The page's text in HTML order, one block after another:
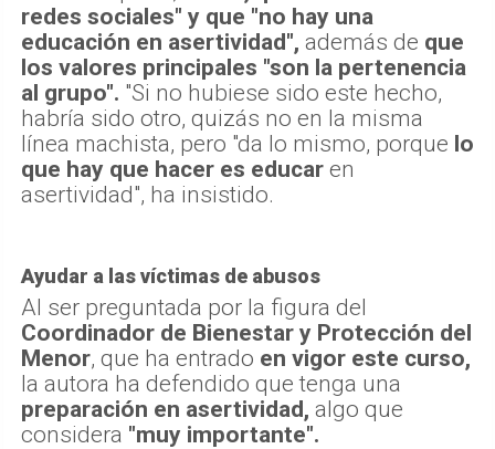
redes sociales" y que "no hay una
educación en asertividad", además de que
los valores principales "son la pertenencia
al grupo". "Si no hubiese sido este hecho,
habría sido otro, quizás no en la misma
línea machista, pero "da lo mismo, porque lo
que hay que hacer es educar en
asertividad", ha insistido.
Ayudar a las víctimas de abusos
Al ser preguntada por la figura del
Coordinador de Bienestar y Protección del
Menor, que ha entrado en vigor este curso,
la autora ha defendido que tenga una
preparación en asertividad, algo que
considera "muy importante".